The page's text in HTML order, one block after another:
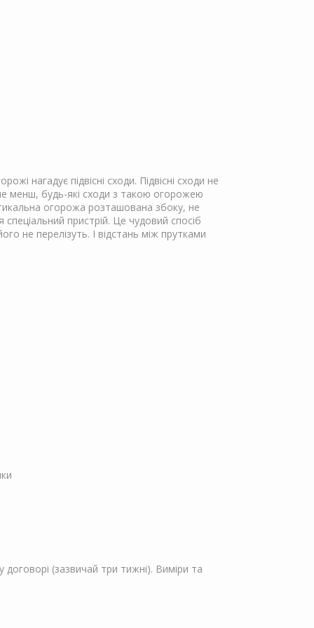
нагадує підвісні сходи. Підвісні сходи не
менш, будь-які сходи з такою огорожею
огорожа розташована збоку, не
пристрій. Це чудовий спосіб
не перелізуть. І відстань між прутками
(зазвичай три тижні). Виміри та